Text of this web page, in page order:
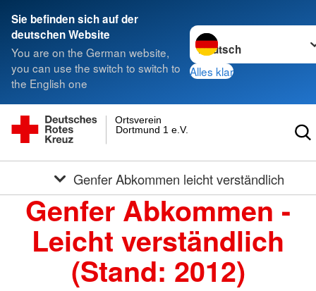
Sie befinden sich auf der
deutschen Website
You are on the German website,
you can use the switch to switch to
the English one
Sprache wechseln zu
Alles klar
Dortmund 1 e.V.
Ortsverein
Genfer Abkommen leicht verständlich
Genfer Abkommen -
Leicht verständlich
(Stand: 2012)